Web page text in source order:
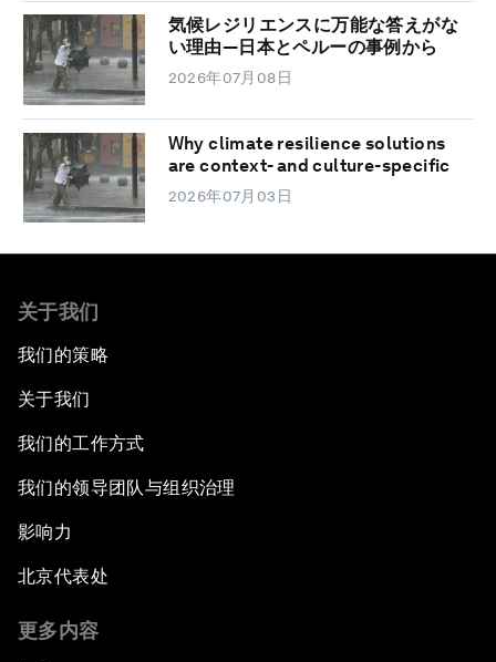
気候レジリエンスに万能な答えがな
い理由―日本とペルーの事例から
2026年07月08日
Why climate resilience solutions
are context- and culture-specific
2026年07月03日
关于我们
我们的策略
关于我们
我们的工作方式
我们的领导团队与组织治理
影响力
北京代表处
更多内容